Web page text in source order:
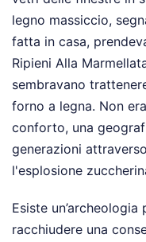
legno massiccio,
fatta in casa,
Ripieni Alla
sembravano
forno a legna. Non
conforto, una
generazioni
l'esplosione
Esiste
racchiudere una